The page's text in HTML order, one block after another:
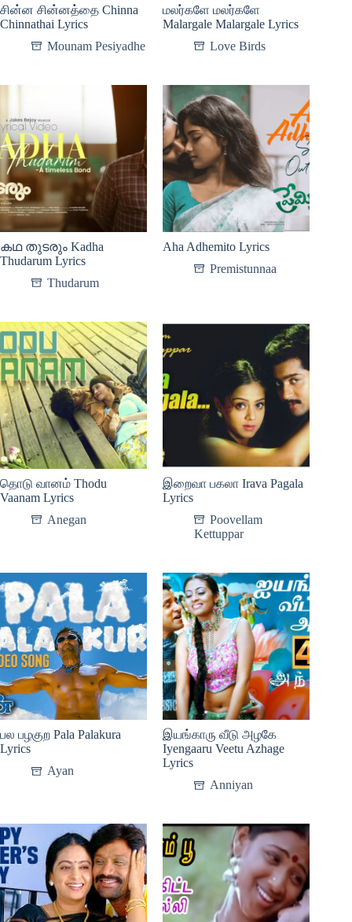
சின்ன சின்னத்தை Chinna
Chinnathai Lyrics
Mounam Pesiyadhe
மலர்களே மலர்களே
Malargale Malargale Lyrics
Love Birds
കഥ തുടരും Kadha
Thudarum Lyrics
Thudarum
Aha Adhemito Lyrics
Premistunnaa
தொடு வானம் Thodu
Vaanam Lyrics
Anegan
இறைவா பகலா Irava Pagala
Lyrics
Poovellam
Kettuppar
பல பழகுற Pala Palakura
Lyrics
Ayan
இயங்காரு வீடு அழகே
Iyengaaru Veetu Azhage
Lyrics
Anniyan